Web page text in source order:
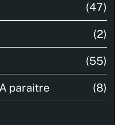
(47)
(2)
(55)
paraitre (8)